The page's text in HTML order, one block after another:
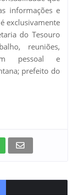
informações e
exclusivamente
do Tesouro
reuniões,
pessoal e
prefeito do